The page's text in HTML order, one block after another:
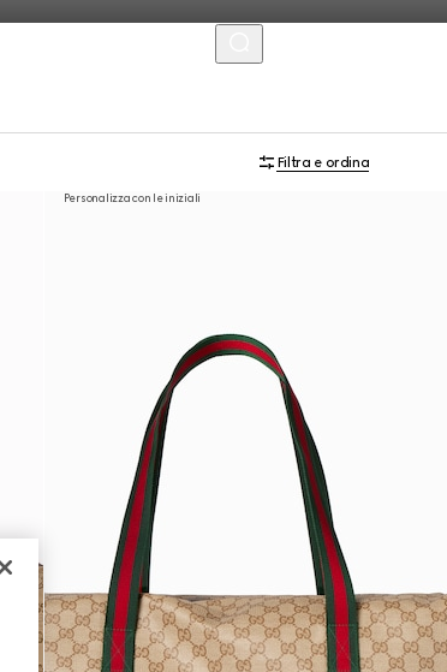
Filtra e ordina
Personalizza con le iniziali